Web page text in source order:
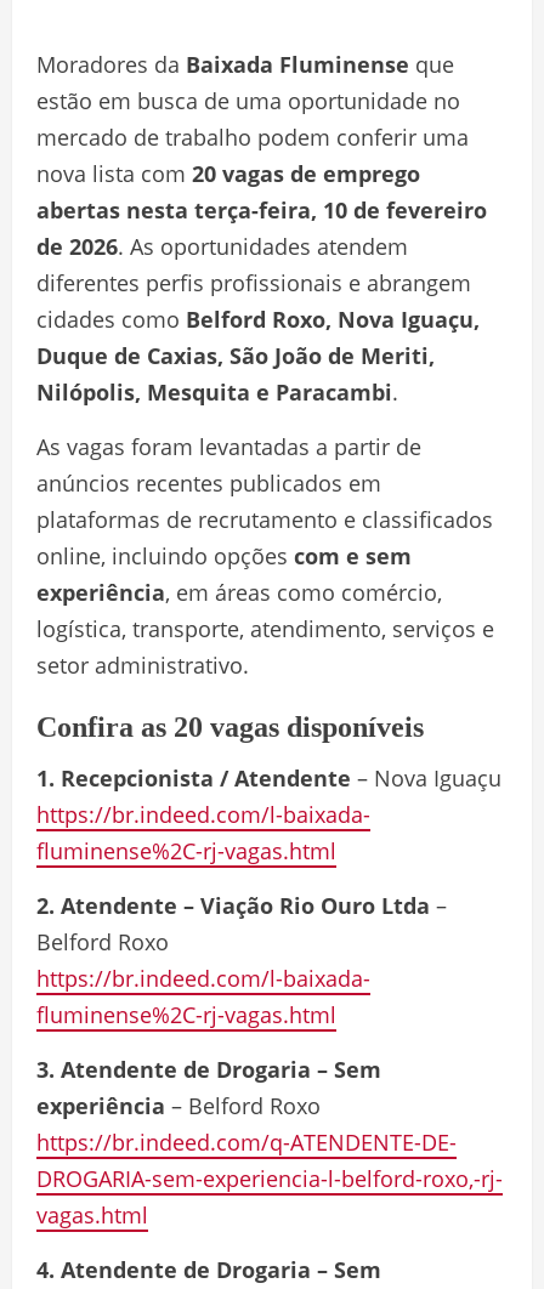
Moradores da Baixada Fluminense que
estão em busca de uma oportunidade no
mercado de trabalho podem conferir uma
nova lista com 20 vagas de emprego
abertas nesta terça-feira, 10 de fevereiro
de 2026. As oportunidades atendem
diferentes perfis profissionais e abrangem
cidades como Belford Roxo, Nova Iguaçu,
Duque de Caxias, São João de Meriti,
Nilópolis, Mesquita e Paracambi.
As vagas foram levantadas a partir de
anúncios recentes publicados em
plataformas de recrutamento e classificados
online, incluindo opções com e sem
experiência, em áreas como comércio,
logística, transporte, atendimento, serviços e
setor administrativo.
Confira as 20 vagas disponíveis
1. Recepcionista / Atendente – Nova Iguaçu
https://br.indeed.com/l-baixada-
fluminense%2C-rj-vagas.html
2. Atendente – Viação Rio Ouro Ltda –
Belford Roxo
https://br.indeed.com/l-baixada-
fluminense%2C-rj-vagas.html
3. Atendente de Drogaria – Sem
experiência – Belford Roxo
https://br.indeed.com/q-ATENDENTE-DE-
DROGARIA-sem-experiencia-l-belford-roxo,-rj-
vagas.html
4. Atendente de Drogaria – Sem